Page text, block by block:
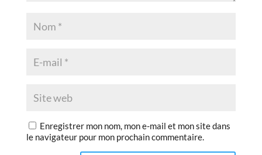
Enregistrer mon nom, mon e-mail et mon site dans
le navigateur pour mon prochain commentaire.